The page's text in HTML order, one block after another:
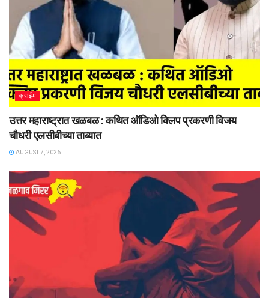
क्राईम
उत्तर महाराष्ट्रात खळबळ : कथित ऑडिओ क्लिप प्रकरणी विजय
चौधरी एलसीबीच्या ताब्यात
AUGUST 7, 2026